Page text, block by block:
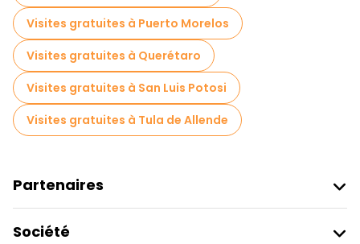
Visites gratuites à Puerto Morelos
Visites gratuites à Querétaro
Visites gratuites à San Luis Potosi
Visites gratuites à Tula de Allende
Partenaires
Société